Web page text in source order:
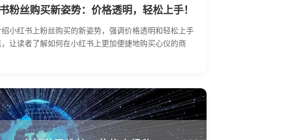
粉丝购买新姿势：价格透明，轻松上手！
小红书上粉丝购买的新姿势，强调价格透明和轻松上手
，让读者了解如何在小红书上更加便捷地购买心仪的商